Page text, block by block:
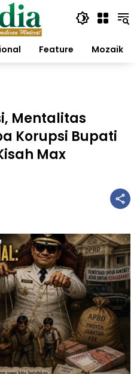
Feature Mozaik
Mentalitas
Korupsi Bupati
Max